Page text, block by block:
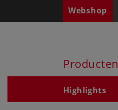
Webshop
Producten
Highlights